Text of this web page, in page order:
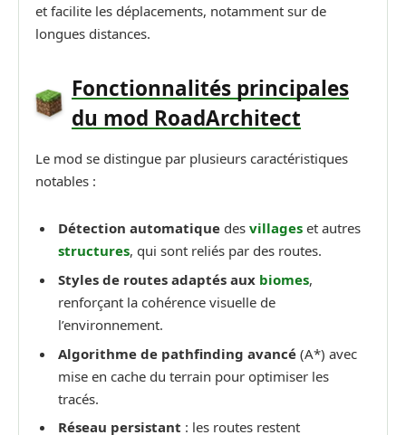
et facilite les déplacements, notamment sur de
longues distances.
Fonctionnalités principales
du mod RoadArchitect
Le mod se distingue par plusieurs caractéristiques
notables :
Détection automatique des villages et autres
structures, qui sont reliés par des routes.
Styles de routes adaptés aux biomes,
renforçant la cohérence visuelle de
l’environnement.
Algorithme de pathfinding avancé (A*) avec
mise en cache du terrain pour optimiser les
tracés.
Réseau persistant : les routes restent